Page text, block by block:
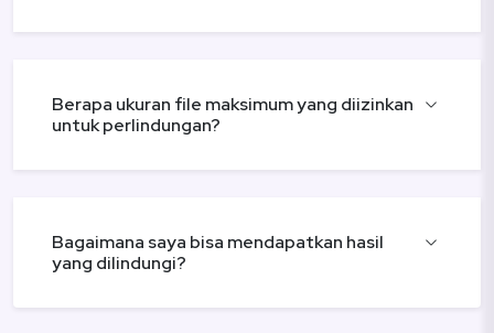
Berapa ukuran file maksimum yang diizinkan
untuk perlindungan?
Bagaimana saya bisa mendapatkan hasil
yang dilindungi?